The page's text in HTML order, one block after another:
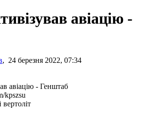
авіацію -
, 24 березня 2022, 07:34
kpszsu